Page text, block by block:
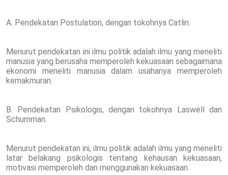
A. Pendekatan Postulation, dengan tokohnya Catlin.
Menurut pendekatan ini ilmu politik adalah ilmu yang meneliti
manusia yang berusaha memperoleh kekuasaan sebagaimana
ekonomi meneliti manusia dalam usahanya memperoleh
kemakmuran.
B. Pendekatan Psikologis, dengan tokohnya Laswell dan
Schumman.
Menurut pendekatan ini, ilmu politik adalah ilmu yang meneliti
latar belakang psikologis tentang kehausan kekuasaan,
motivasi memperoleh dan menggunakan kekuasaan.